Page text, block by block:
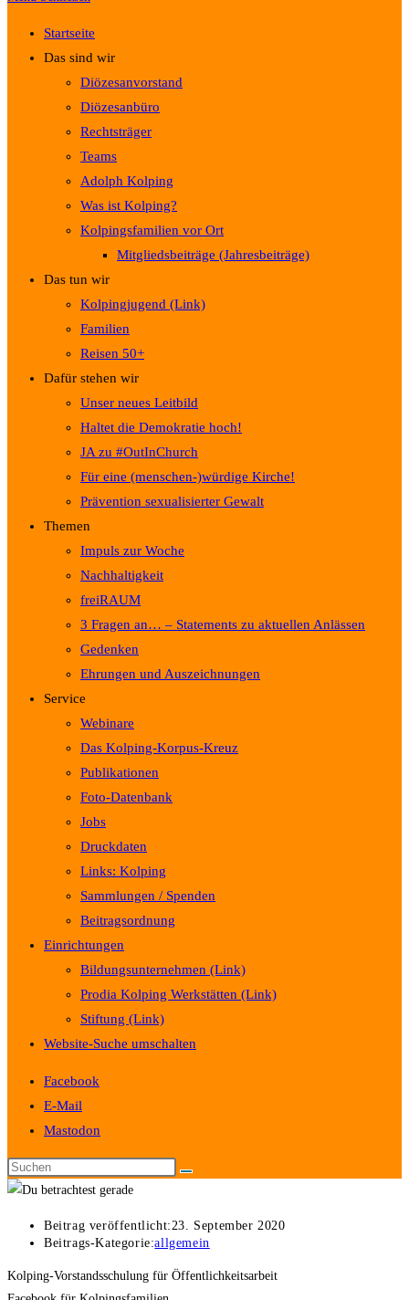
Startseite
Das sind wir
Diözesanvorstand
Diözesanbüro
Rechtsträger
Teams
Adolph Kolping
Was ist Kolping?
Kolpingsfamilien vor Ort
Mitgliedsbeiträge (Jahresbeiträge)
Das tun wir
Kolpingjugend (Link)
Familien
Reisen 50+
Dafür stehen wir
Unser neues Leitbild
Haltet die Demokratie hoch!
JA zu #OutInChurch
Für eine (menschen-)würdige Kirche!
Prävention sexualisierter Gewalt
Themen
Impuls zur Woche
Nachhaltigkeit
freiRAUM
3 Fragen an… – Statements zu aktuellen Anlässen
Gedenken
Ehrungen und Auszeichnungen
Service
Webinare
Das Kolping-Korpus-Kreuz
Publikationen
Foto-Datenbank
Jobs
Druckdaten
Links: Kolping
Sammlungen / Spenden
Beitragsordnung
Einrichtungen
Bildungsunternehmen (Link)
Prodia Kolping Werkstätten (Link)
Stiftung (Link)
Website-Suche umschalten
Facebook
E-Mail
Mastodon
Beitrag veröffentlicht: 23. September 2020
Beitrags-Kategorie:allgemein
Kolping-Vorstandsschulung für Öffentlichkeitsarbeit